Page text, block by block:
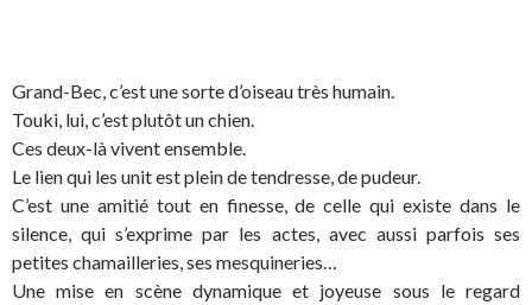
Grand-Bec, c’est une sorte d’oiseau très humain.
Touki, lui, c’est plutôt un chien.
Ces deux-là vivent ensemble.
Le lien qui les unit est plein de tendresse, de pudeur.
C’est une amitié tout en finesse, de celle qui existe dans le
silence, qui s’exprime par les actes, avec aussi parfois ses
petites chamailleries, ses mesquineries…
Une mise en scène dynamique et joyeuse sous le regard